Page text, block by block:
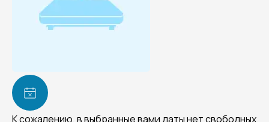
К сожалению, в выбранные вами даты нет свободных